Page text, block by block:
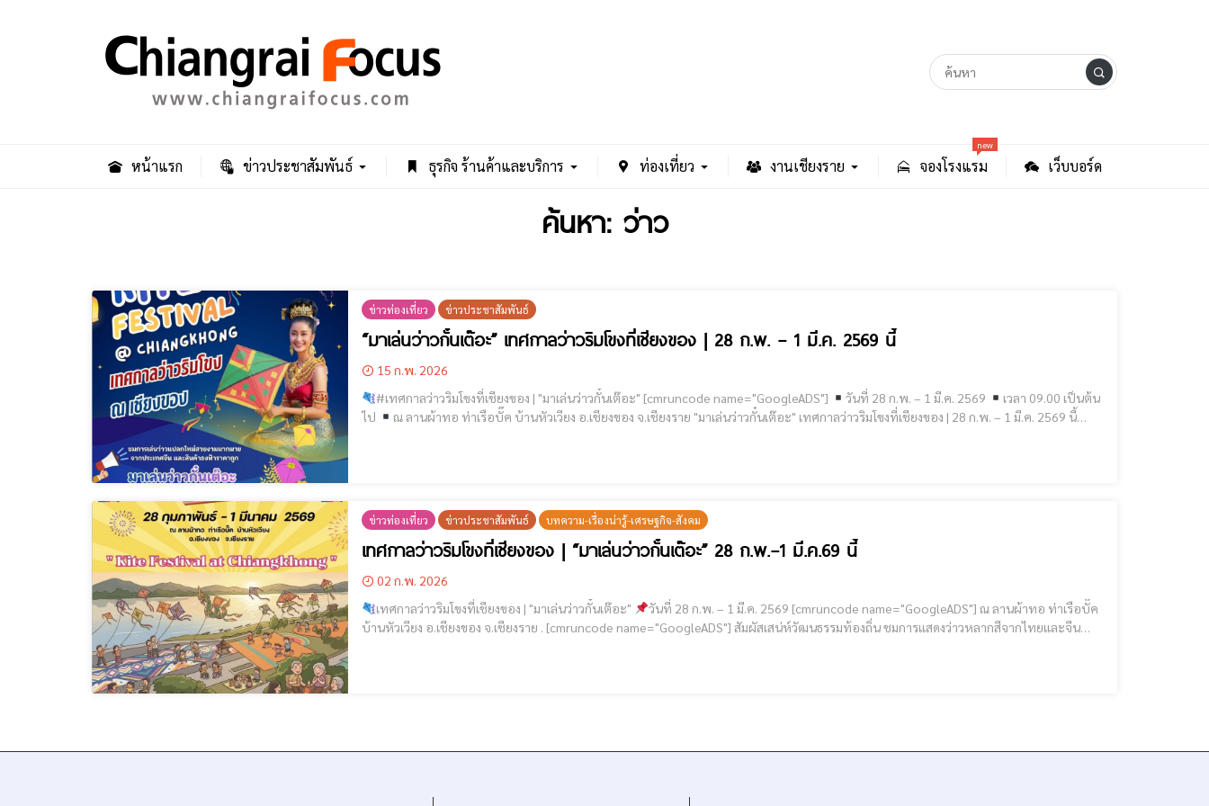
หน้าแรก ข่าวประชาสัมพันธ์ ธุรกิจ ร้านค้าและบริการ ท่องเที่ยว งานเชียงราย จองโรงแรม
new
เว็บบอร์ด
ค้นหา: ว่าว
ข่าวท่องเที่ยว ข่าวประชาสัมพันธ์
“มาเล่นว่าวกั๋นเต๊อะ” เทศกาลว่าวริมโขงที่เชียงของ | 28 ก.พ. – 1 มี.ค. 2569 นี้
15 ก.พ. 2026
#เทศกาลว่าวริมโขงที่เชียงของ | "มาเล่นว่าวกั๋นเต๊อะ" [cmruncode name="GoogleADS"]
วันที่ 28 ก.พ. – 1 มี.ค. 2569
เวลา 09.00 เป็นต้น
ไป
ณ ลานผ้าทอ ท่าเรือบั๊ค บ้านหัวเวียง อ.เชียงของ จ.เชียงราย "มาเล่นว่าวกั๋นเต๊อะ" เทศกาลว่าวริมโขงที่เชียงของ | 28 ก.พ. – 1 มี.ค. 2569 นี้
ข่าวท่องเที่ยว ข่าวประชาสัมพันธ์ บทความ-เรื่องน่ารู้-เศรษฐกิจ-สังคม
เทศกาลว่าวริมโขงที่เชียงของ | “มาเล่นว่าวกั๋นเต๊อะ” 28 ก.พ.–1 มี.ค.69 นี้
02 ก.พ. 2026
เทศกาลว่าวริมโขงที่เชียงของ | "มาเล่นว่าวกั๋นเต๊อะ"
วันที่ 28 ก.พ. – 1 มี.ค. 2569 [cmruncode name="GoogleADS"] ณ ลานผ้าทอ ท่าเรือบั๊ค
บ้านหัวเวียง อ.เชียงของ จ.เชียงราย . [cmruncode name="GoogleADS"] สัมผัสเสน่ห์วัฒนธรรมท้องถิ่น ชมการแสดงว่าวหลากสีจากไทยและจีน